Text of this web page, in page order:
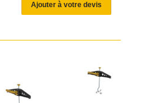
Ajouter à votre devis